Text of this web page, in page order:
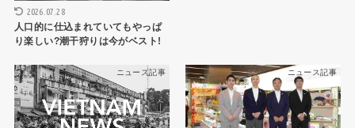
2026.07.28
人口的に仕込まれていてもやっぱ
り楽しい?潮干狩りは今がベスト!
ニュース記事 ニュース記事